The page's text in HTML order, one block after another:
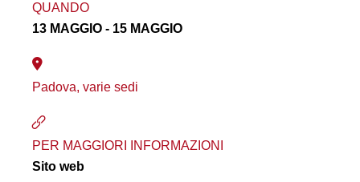
QUANDO
13 MAGGIO - 15 MAGGIO
Padova, varie sedi
PER MAGGIORI INFORMAZIONI
Sito web